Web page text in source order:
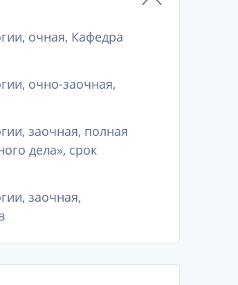
очная, Кафедра
очно-заочная,
заочная, полная
дела», срок
заочная,